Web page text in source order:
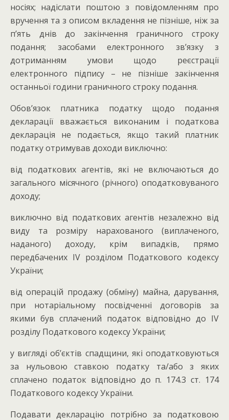
носіях; надіслати поштою з повідомленням про
вручення та з описом вкладення не пізніше, ніж за
п’ять днів до закінчення граничного строку
подання; засобами електронного зв’язку з
дотриманням умови щодо реєстрації
електронного підпису – не пізніше закінчення
останньої години граничного строку подання.
Обов’язок платника податку щодо подання
декларації вважається виконаним і податкова
декларація не подається, якщо такий платник
податку отримував доходи виключно:
від податкових агентів, які не включаються до
загального місячного (річного) оподатковуваного
доходу;
виключно від податкових агентів незалежно від
виду та розміру нарахованого (виплаченого,
наданого) доходу, крім випадків, прямо
передбачених ІV розділом Податкового кодексу
України;
від операцій продажу (обміну) майна, дарування,
при нотаріальному посвідченні договорів за
якими був сплачений податок відповідно до ІV
розділу Податкового кодексу України;
у вигляді об’єктів спадщини, які оподатковуються
за нульовою ставкою податку та/або з яких
сплачено податок відповідно до п. 174.3 ст. 174
Податкового кодексу України.
Подавати декларацію потрібно за податковою